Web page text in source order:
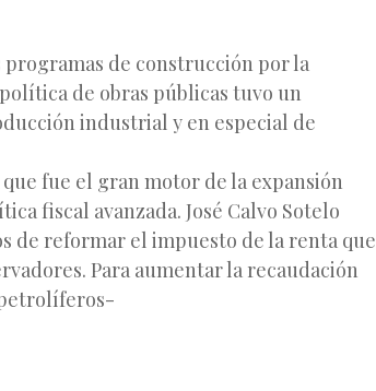
de construcción por la
de obras públicas tuvo un
industrial y en especial de
fue el gran motor de la expansión
fiscal avanzada. José Calvo Sotelo
de reformar el impuesto de la renta que
Para aumentar la recaudación